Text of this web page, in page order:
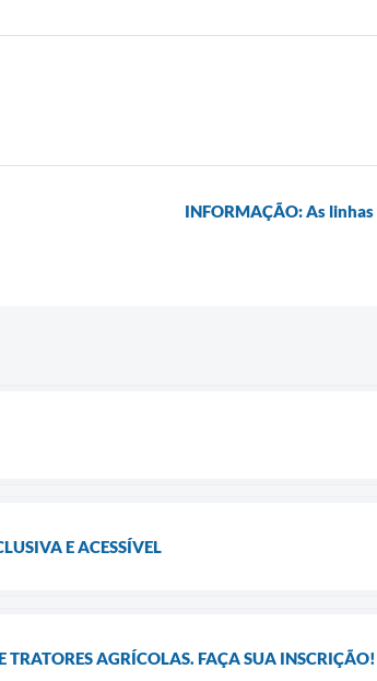
INFORMAÇÃO: As
E ACESSÍVEL
TRATORES AGRÍCOLAS. FAÇA SUA INSCRIÇÃO!